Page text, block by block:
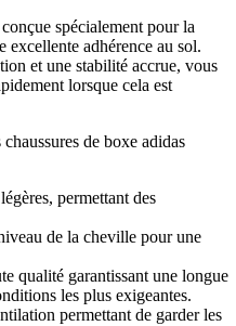
spécialement pour la
excellente adhérence au sol.
et une stabilité accrue, vous
lorsque cela est
de boxe adidas
permettant des
de la cheville pour une
qualité garantissant une longue
les plus exigeantes.
permettant de garder les